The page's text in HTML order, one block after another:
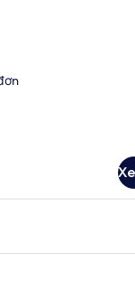
Resort Hotel & Spa